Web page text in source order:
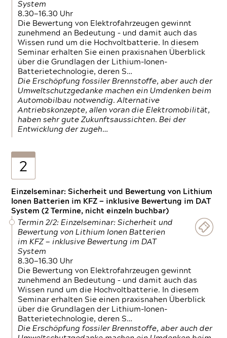
System
8.30—16.30 Uhr
Die Bewertung von Elektrofahrzeugen gewinnt
zunehmend an Bedeutung – und damit auch das
Wissen rund um die Hochvoltbatterie. In diesem
Seminar erhalten Sie einen praxisnahen Überblick
über die Grundlagen der Lithium-Ionen-
Batterietechnologie, deren S…
Die Erschöpfung fossiler Brennstoffe, aber auch der
Umweltschutzgedanke machen ein Umdenken beim
Automobilbau notwendig. Alternative
Antriebskonzepte, allen voran die Elektromobilität,
haben sehr gute Zukunftsaussichten. Bei der
Entwicklung der zugeh…
2
Einzelseminar: Sicherheit und Bewertung von Lithium
Ionen Batterien im KFZ — inklusive Bewertung im DAT
System (2 Termine, nicht einzeln buchbar)
Termin 2/2: Einzelseminar: Sicherheit und
Bewertung von Lithium Ionen Batterien
im KFZ — inklusive Bewertung im DAT
System
8.30—16.30 Uhr
Die Bewertung von Elektrofahrzeugen gewinnt
zunehmend an Bedeutung – und damit auch das
Wissen rund um die Hochvoltbatterie. In diesem
Seminar erhalten Sie einen praxisnahen Überblick
über die Grundlagen der Lithium-Ionen-
Batterietechnologie, deren S…
Die Erschöpfung fossiler Brennstoffe, aber auch der